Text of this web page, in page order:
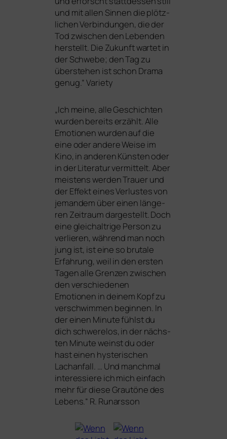
und mit allen Sinnen die plötz­
li­chen Verbindungen, die der
Tod zwi­schen den Lebenden
her­stellt. Die Zukunft war­tet in
der Schwebe; den Tag zu
über­ste­hen ist schon Drama
genug.“ Variety
„Ich mei­ne, alle Geschichten
wur­den bereits erzählt. Alle
Emotionen wur­den auf die
eine oder ande­re Weise im
Kino, in ande­ren Künsten oder
in der Literatur ver­mit­telt. Aber
meis­tens wer­den Trauer und
der Effekt eines Verlustes von
jeman­dem über einen län­ge­
ren Zeitraum dar­ge­stellt. Doch
eine gleich­alt­ri­ge Person zu
ver­lie­ren, wäh­rend man noch
jung ist, ist eine so bru­ta­le
Erfahrung, weil in den ers­ten
Tagen alle Grenzen zwi­schen
den ver­schie­de­nen
Emotionen in dei­nem Kopf zu
ver­schwim­men begin­nen. In
der einen Minute fühlst du
dich schwe­re­los, in der nächs­
ten Minute weinst du oder
hast einen hys­te­ri­schen
Lachanfall. … Und manch­mal
inter­es­sie­re ich mich ein­fach
mehr für die­se Grautöne des
Lebens.“ R. Runarsson